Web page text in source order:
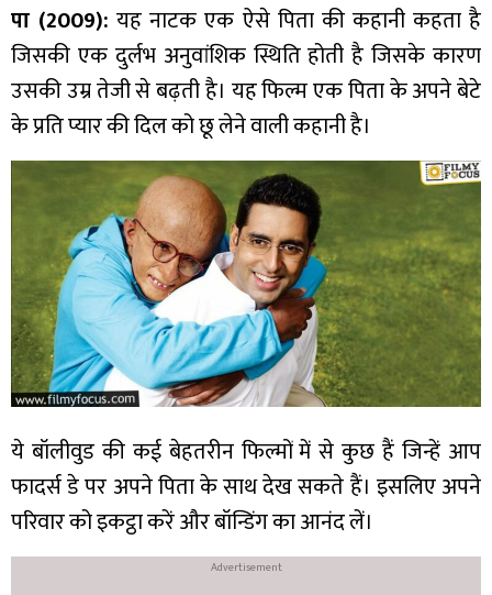
पा (2009): यह नाटक एक ऐसे पिता की कहानी कहता है
जिसकी एक दुर्लभ अनुवांशिक स्थिति होती है जिसके कारण
उसकी उम्र तेजी से बढ़ती है। यह फिल्म एक पिता के अपने बेटे
के प्रति प्यार की दिल को छू लेने वाली कहानी है।
ये बॉलीवुड की कई बेहतरीन फिल्मों में से कुछ हैं जिन्हें आप
फादर्स डे पर अपने पिता के साथ देख सकते हैं। इसलिए अपने
परिवार को इकट्ठा करें और बॉन्डिंग का आनंद लें।